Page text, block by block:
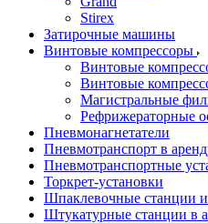
Stirex
Затирочные машины
Винтовые компрессоры
Винтовые
Винтовые
Магистральные
Рефрижераторные
Пневмонагнетатели
Пневмотранспорт в
Пневмотранспортные
Торкрет-установки
Шпаклевочные станции
Штукатурные станции в